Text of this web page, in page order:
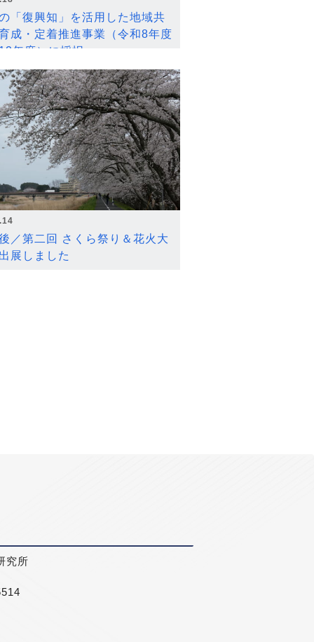
「復興知」を活用した地域共
成・定着推進事業（令和8年度
年度）に採択
／第二回 さくら祭り＆花火大
展しました
究所